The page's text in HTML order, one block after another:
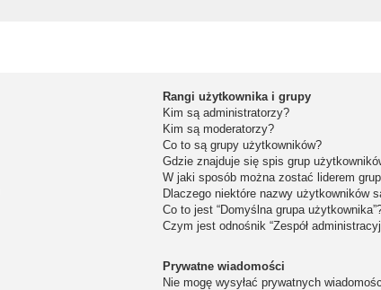
Rangi użytkownika i grupy
Kim są administratorzy?
Kim są moderatorzy?
Co to są grupy użytkowników?
Gdzie znajduje się spis grup
W jaki sposób można zostać liderem
Dlaczego niektóre nazwy użytkowników
Co to jest “Domyślna grupa
Czym jest odnośnik “Zespół
Prywatne wiadomości
Nie mogę wysyłać prywatnych